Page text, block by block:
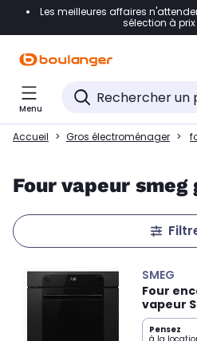
Accéder directement à la
Accéder directement au pied
Accéder directement au
Les meilleures affaires
sélection à
Menu
Accueil Gros électroménager
Four vapeur smeg
SMEG
Four
vapeur
Pensez